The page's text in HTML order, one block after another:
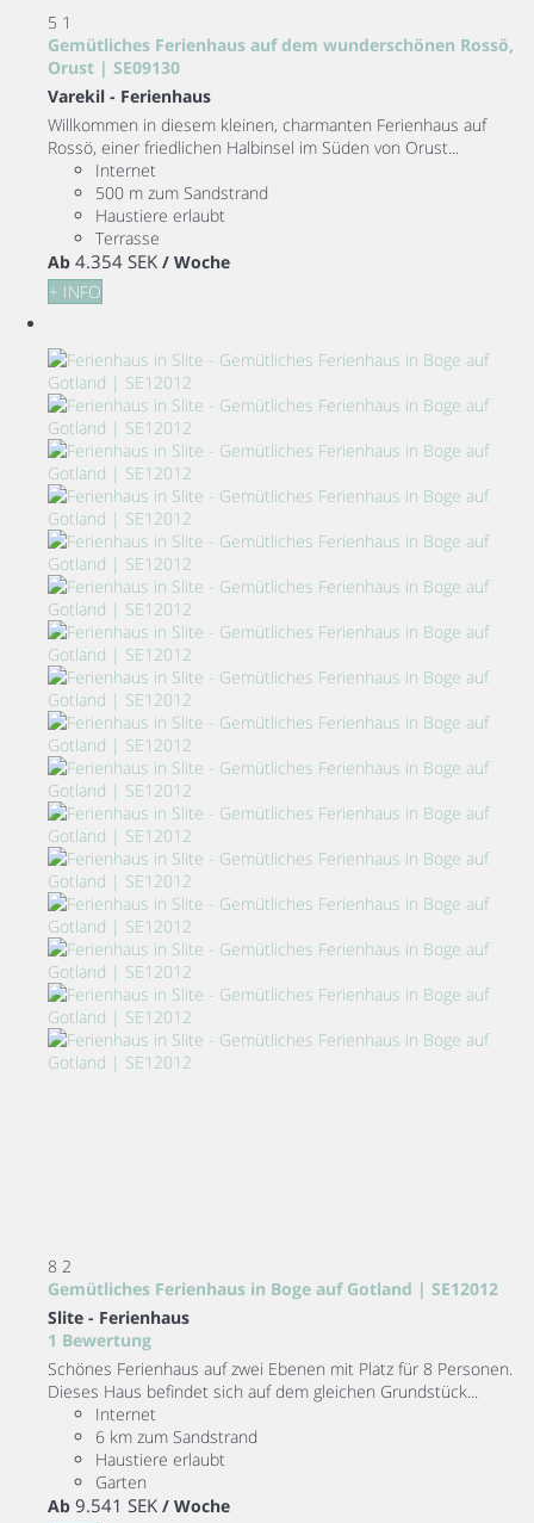
5 1
Gemütliches Ferienhaus auf dem wunderschönen Rossö,
Orust | SE09130
Varekil - Ferienhaus
Willkommen in diesem kleinen, charmanten Ferienhaus auf
Rossö, einer friedlichen Halbinsel im Süden von Orust...
Internet
500 m zum Sandstrand
Haustiere erlaubt
Terrasse
Ab 4.354 SEK / Woche
+ INFO
8 2
Gemütliches Ferienhaus in Boge auf Gotland | SE12012
Slite - Ferienhaus
1 Bewertung
Schönes Ferienhaus auf zwei Ebenen mit Platz für 8 Personen.
Dieses Haus befindet sich auf dem gleichen Grundstück...
Internet
6 km zum Sandstrand
Haustiere erlaubt
Garten
Ab 9.541 SEK / Woche